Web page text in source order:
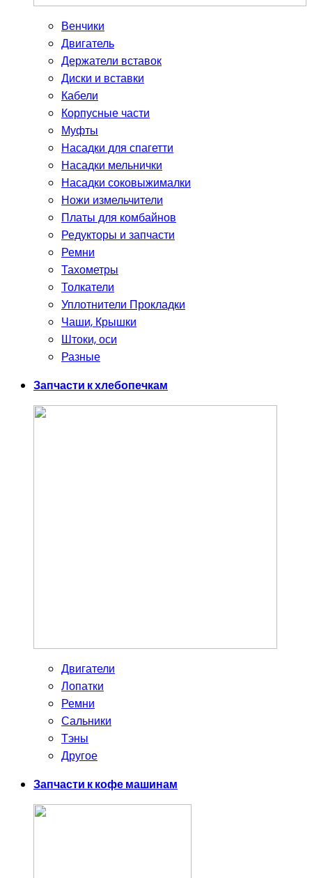
Венчики
Двигатель
Держатели вставок
Диски и вставки
Кабели
Корпусные части
Муфты
Насадки для спагетти
Насадки мельнички
Насадки соковыжималки
Ножи измельчители
Платы для комбайнов
Редукторы и запчасти
Ремни
Тахометры
Толкатели
Уплотнители Прокладки
Чаши, Крышки
Штоки, оси
Разные
Запчасти к хлебопечкам
Двигатели
Лопатки
Ремни
Сальники
Тэны
Другое
Запчасти к кофе машинам